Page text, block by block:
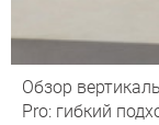
Обзор
Pro: гибкий